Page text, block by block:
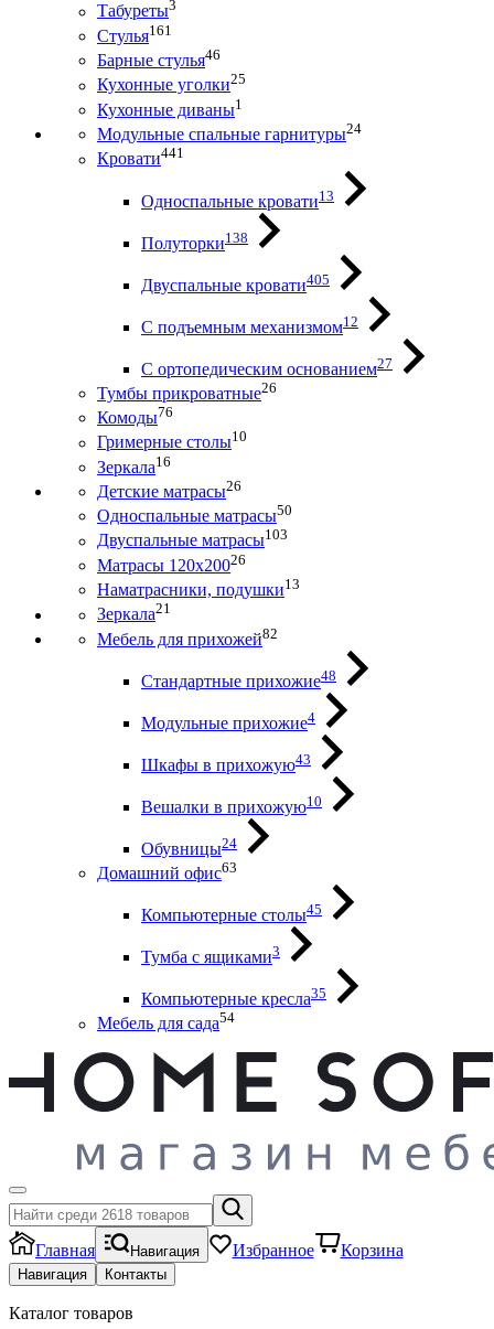
Табуреты3
Стулья161
Барные стулья46
Кухонные уголки25
Кухонные диваны1
Модульные спальные гарнитуры24
Кровати441
Односпальные кровати13
Полуторки138
Двуспальные кровати405
С подъемным механизмом12
С ортопедическим основанием27
Тумбы прикроватные26
Комоды76
Гримерные столы10
Зеркала16
Детские матрасы26
Односпальные матрасы50
Двуспальные матрасы103
Матрасы 120х20026
Наматрасники, подушки13
Зеркала21
Мебель для прихожей82
Стандартные прихожие48
Модульные прихожие4
Шкафы в прихожую43
Вешалки в прихожую10
Обувницы24
Домашний офис63
Компьютерные столы45
Тумба с ящиками3
Компьютерные кресла35
Мебель для сада54
Главная Навигация Избранное Корзина
Навигация Контакты
Каталог товаров